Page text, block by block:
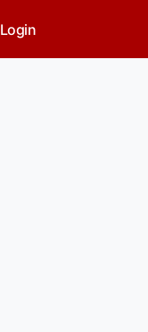
Login